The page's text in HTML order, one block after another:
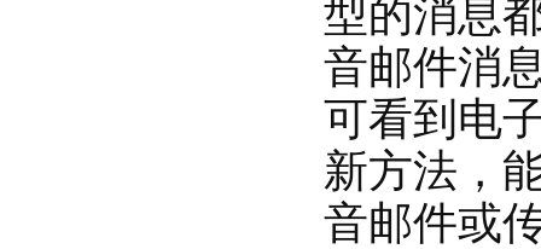
型的消息
音邮件消
可看到电
新方法，
音邮件或